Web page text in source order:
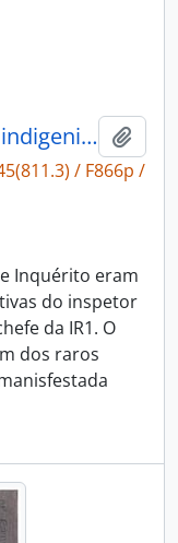
O SPI na Amazônia: política indigenista e conflitos regionais 1910-1932
/ F866p /
Inquérito eram
do inspetor
da IR1. O
dos raros